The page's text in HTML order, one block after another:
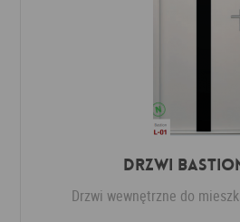
Drzwi
Drzwi wewnętrzne do